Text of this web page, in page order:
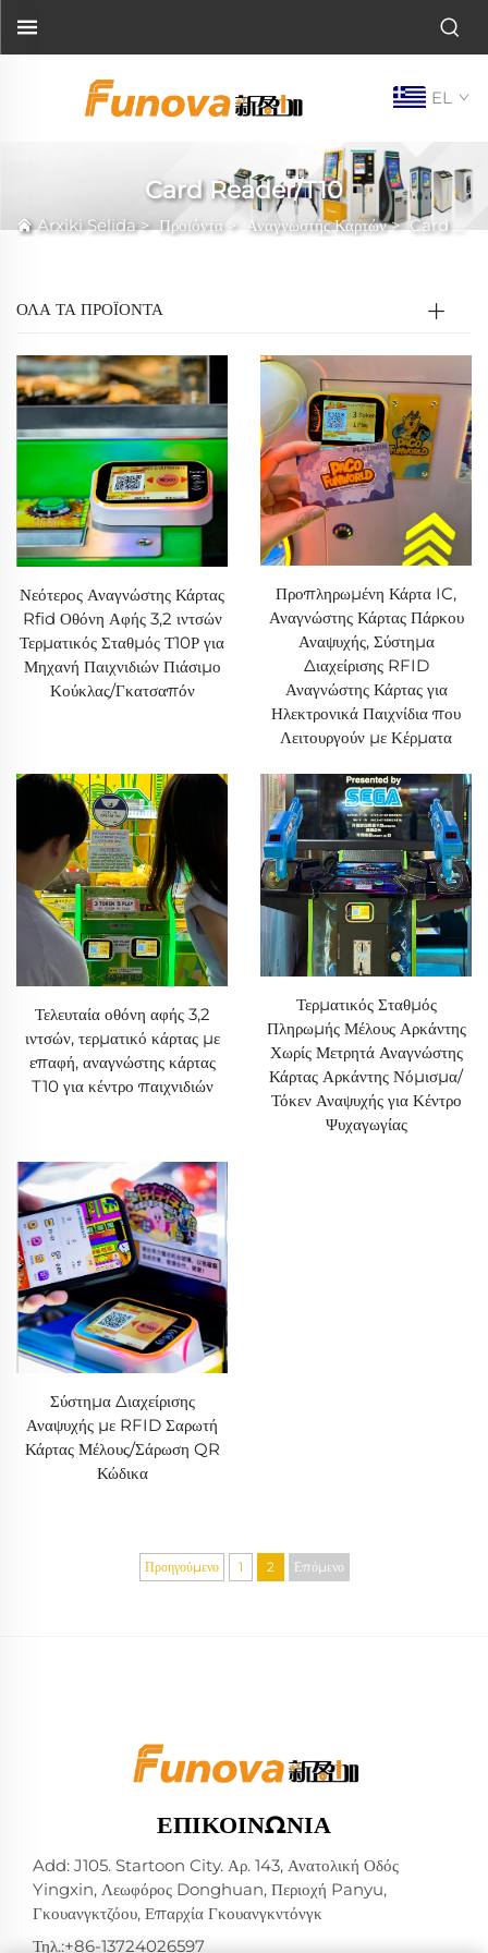
EL
Card Reader/T10
Arxiki Selida>Προϊόντα> Αναγνωστής Καρτών>Card Reader/T10
ΟΛΑ ΤΑ ΠΡΟΪΟΝΤΑ
Νεότερος Αναγνώστης Κάρτας
Rfid Οθόνη Αφής 3,2 ιντσών
Τερματικός Σταθμός Τ10Ρ για
Μηχανή Παιχνιδιών Πιάσιμο
Κούκλας/Γκατσαπόν
Προπληρωμένη Κάρτα IC,
Αναγνώστης Κάρτας Πάρκου
Αναψυχής, Σύστημα
Διαχείρισης RFID
Αναγνώστης Κάρτας για
Ηλεκτρονικά Παιχνίδια που
Λειτουργούν με Κέρματα
Τελευταία οθόνη αφής 3,2
ιντσών, τερματικό κάρτας με
επαφή, αναγνώστης κάρτας
T10 για κέντρο παιχνιδιών
Τερματικός Σταθμός
Πληρωμής Μέλους Αρκάντης
Χωρίς Μετρητά Αναγνώστης
Κάρτας Αρκάντης Νόμισμα/
Τόκεν Αναψυχής για Κέντρο
Ψυχαγωγίας
Σύστημα Διαχείρισης
Αναψυχής με RFID Σαρωτή
Κάρτας Μέλους/Σάρωση QR
Κώδικα
Προηγούμενο 1 2 Επόμενο
ΕΠΙΚΟΙΝΩΝΊΑ
Add: J105. Startoon City. Αρ. 143, Ανατολική Οδός
Yingxin, Λεωφόρος Donghuan, Περιοχή Panyu,
Γκουανγκτζόου, Επαρχία Γκουανγκντόνγκ
Τηλ.:+86-13724026597